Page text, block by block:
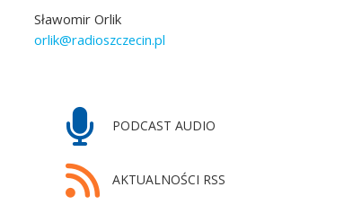
Sławomir Orlik
orlik@radioszczecin.pl
PODCAST AUDIO
AKTUALNOŚCI RSS